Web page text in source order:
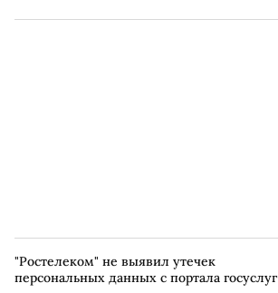
"Ростелеком" не выявил утечек
персональных данных с портала госуслуг